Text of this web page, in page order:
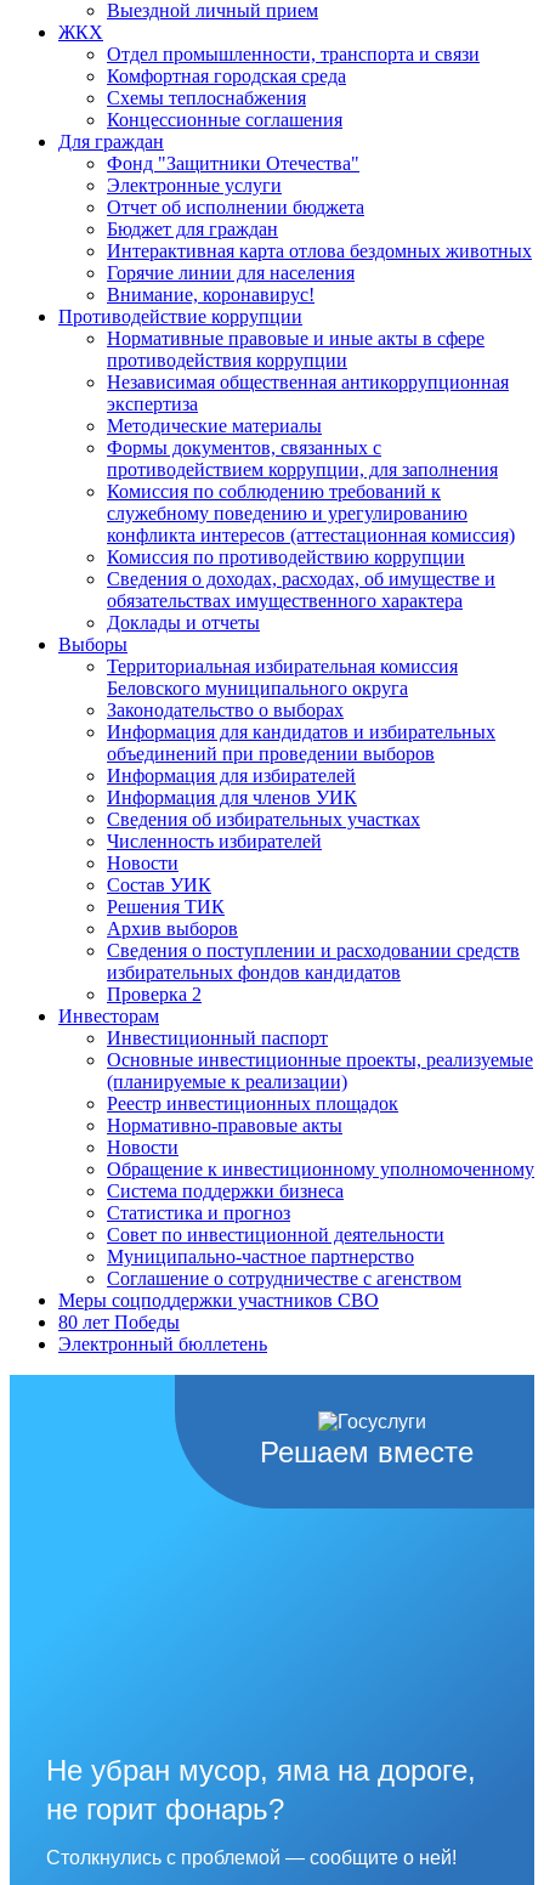
Выездной личный прием
ЖКХ
Отдел промышленности, транспорта и связи
Комфортная городская среда
Схемы теплоснабжения
Концессионные соглашения
Для граждан
Фонд "Защитники Отечества"
Электронные услуги
Отчет об исполнении бюджета
Бюджет для граждан
Интерактивная карта отлова бездомных животных
Горячие линии для населения
Внимание, коронавирус!
Противодействие коррупции
Нормативные правовые и иные акты в сфере
противодействия коррупции
Независимая общественная антикоррупционная
экспертиза
Методические материалы
Формы документов, связанных с
противодействием коррупции, для заполнения
Комиссия по соблюдению требований к
служебному поведению и урегулированию
конфликта интересов (аттестационная комиссия)
Комиссия по противодействию коррупции
Сведения о доходах, расходах, об имуществе и
обязательствах имущественного характера
Доклады и отчеты
Выборы
Территориальная избирательная комиссия
Беловского муниципального округа
Законодательство о выборах
Информация для кандидатов и избирательных
объединений при проведении выборов
Информация для избирателей
Информация для членов УИК
Сведения об избирательных участках
Численность избирателей
Новости
Состав УИК
Решения ТИК
Архив выборов
Сведения о поступлении и расходовании средств
избирательных фондов кандидатов
Проверка 2
Инвесторам
Инвестиционный паспорт
Основные инвестиционные проекты, реализуемые
(планируемые к реализации)
Реестр инвестиционных площадок
Нормативно-правовые акты
Новости
Обращение к инвестиционному уполномоченному
Система поддержки бизнеса
Статистика и прогноз
Совет по инвестиционной деятельности
Муниципально-частное партнерство
Соглашение о сотрудничестве с агенством
Меры соцподдержки участников СВО
80 лет Победы
Электронный бюллетень
Решаем вместе
Не убран мусор, яма на дороге,
не горит фонарь?
Столкнулись с проблемой — сообщите о ней!